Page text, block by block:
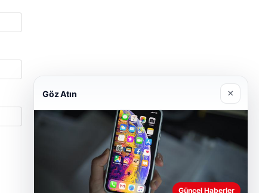
Göz Atın ×
Güncel Haberler